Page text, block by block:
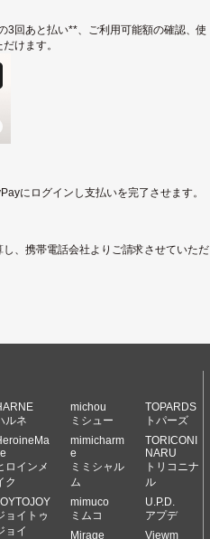
3回あと払い**、ご利用可能額の確認、使
けます。
にログインし支払いを完了させます。
、携帯電話会社よりご請求させていただ
ルネ
ロインメ
ク
ョイトゥ
ョイ
michou
ミシュー
mimicharm
e
ミミシャル
ム
mimuco
ミムコ
Mirage
TOPARDS
トパーズ
TORICONI
NARU
トリコニナ
ル
U.P.D.
アプデ
Viewm